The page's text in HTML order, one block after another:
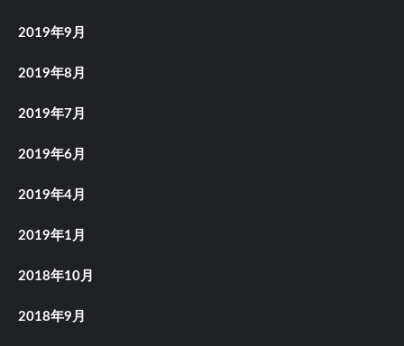
2019年9月
2019年8月
2019年7月
2019年6月
2019年4月
2019年1月
2018年10月
2018年9月